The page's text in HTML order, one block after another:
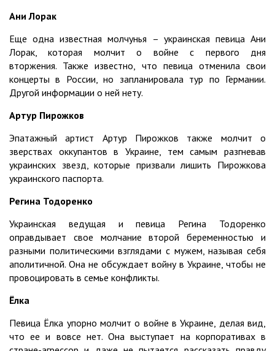
Ани Лорак
Еще одна известная молчунья – украинская певица Ани
Лорак, которая молчит о войне с первого дня
вторжения. Также известно, что певица отменила свои
концерты в России, но запланировала тур по Германии.
Другой информации о ней нету.
Артур Пирожков
Эпатажный артист Артур Пирожков также молчит о
зверствах оккупантов в Украине, тем самым разгневав
украинских звезд, которые призвали лишить Пирожкова
украинского паспорта.
Регина Тодоренко
Украинская ведущая и певица Регина Тодоренко
оправдывает свое молчание второй беременностью и
разными политическими взглядами с мужем, называя себя
аполитичной. Она не обсуждает войну в Украине, чтобы не
провоцировать в семье конфликты.
Ёлка
Певица Ёлка упорно молчит о войне в Украине, делая вид,
что ее и вовсе нет. Она выступает на корпоративах в